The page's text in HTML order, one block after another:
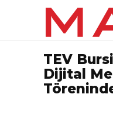
TEV
Dijital